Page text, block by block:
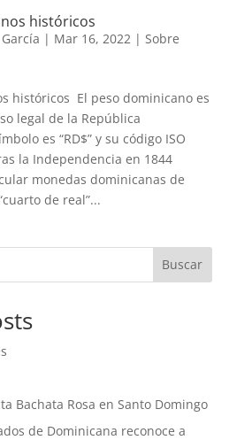
históricos
| Mar 16, 2022 | Sobre
históricos El peso dominicano es
legal de la República
es “RD$” y su código ISO
la Independencia en 1844
monedas dominicanas de
de real”...
Buscar
Bachata Rosa en Santo Domingo
de Dominicana reconoce a